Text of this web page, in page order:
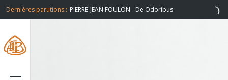
Dernières parutions : PHILIPPE LEUCKX - Un peu d'air